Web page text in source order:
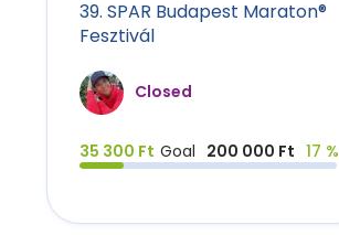
39. SPAR Budapest Maraton®
Fesztivál
Closed
35 300 Ft Goal 200 000 Ft 17 %